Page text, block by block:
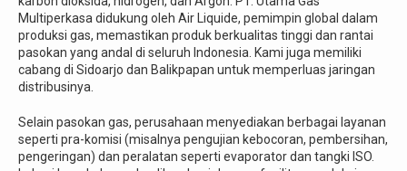
Multiperkasa didukung oleh Air Liquide, pemimpin global dalam
produksi gas, memastikan produk berkualitas tinggi dan rantai
pasokan yang andal di seluruh Indonesia. Kami juga memiliki
cabang di Sidoarjo dan Balikpapan untuk memperluas jaringan
distribusinya.
Selain pasokan gas, perusahaan menyediakan berbagai layanan
seperti pra-komisi (misalnya pengujian kebocoran, pembersihan,
pengeringan) dan peralatan seperti evaporator dan tangki ISO.